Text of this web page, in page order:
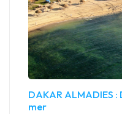
DAKAR ALMADIES
mer